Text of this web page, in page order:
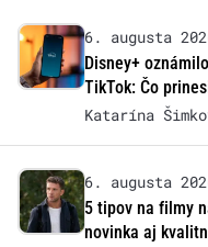
6. augusta
Disney+
TikTok: Čo
Katarína
6. augusta
5 tipov na filmy
novinka aj